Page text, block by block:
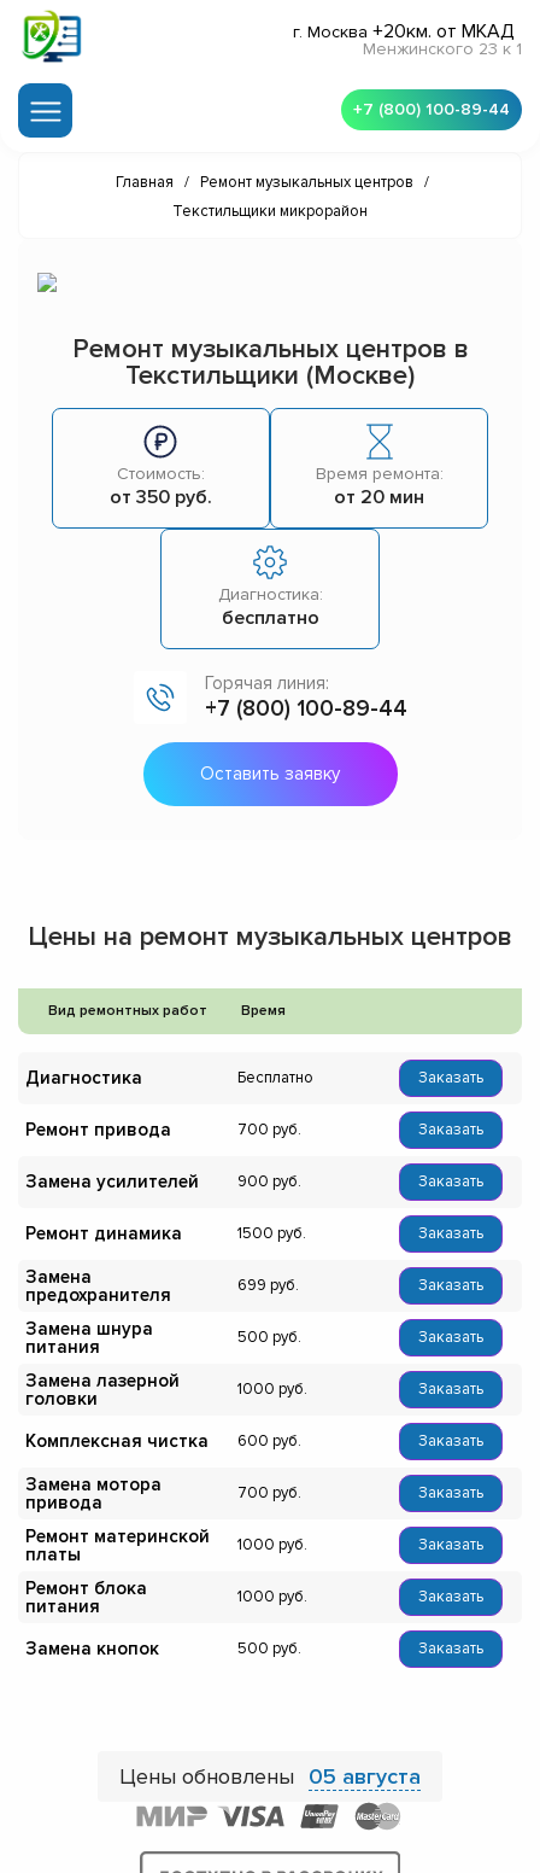
г. Москва +20км. от МКАД
Менжинского 23 к 1
+7 (800) 100-89-44
Главная / Ремонт музыкальных центров
/
Текстильщики микрорайон
Ремонт музыкальных центров в
Текстильщики (Москве)
Стоимость:
от 350 руб.
Время ремонта:
от 20 мин
Диагностика:
бесплатно
Горячая линия:
+7 (800) 100-89-44
Оставить заявку
Цены на ремонт музыкальных центров
Вид ремонтных работ Время
Диагностика Бесплатно Заказать
Ремонт привода 700 Заказать
Замена усилителей 900 Заказать
Ремонт динамика 1500 Заказать
Замена
предохранителя
699 Заказать
Замена шнура
питания
500 Заказать
Замена лазерной
головки
1000 Заказать
Комплексная чистка 600 Заказать
Замена мотора
привода
700 Заказать
Ремонт материнской
платы
1000 Заказать
Ремонт блока
питания
1000 Заказать
Замена кнопок 500 Заказать
Цены обновлены 05 августа